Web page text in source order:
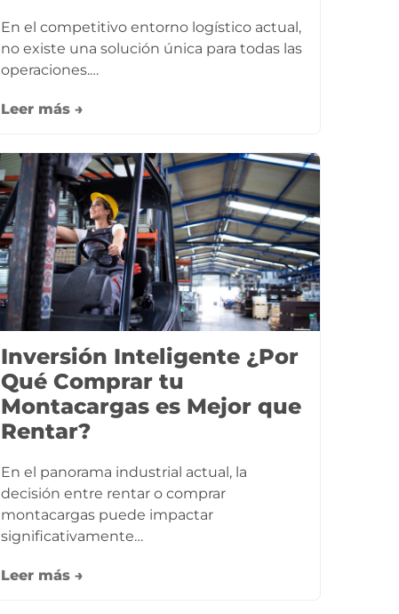
En el competitivo entorno logístico actual,
no existe una solución única para todas las
operaciones.…
Leer más →
Inversión Inteligente ¿Por
Qué Comprar tu
Montacargas es Mejor que
Rentar?
En el panorama industrial actual, la
decisión entre rentar o comprar
montacargas puede impactar
significativamente…
Leer más →